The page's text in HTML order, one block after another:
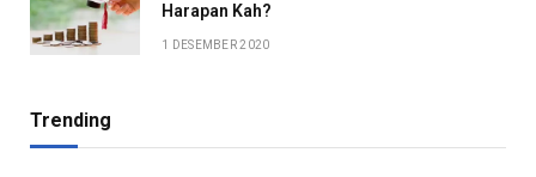
Harapan Kah?
1 DESEMBER 2020
Trending